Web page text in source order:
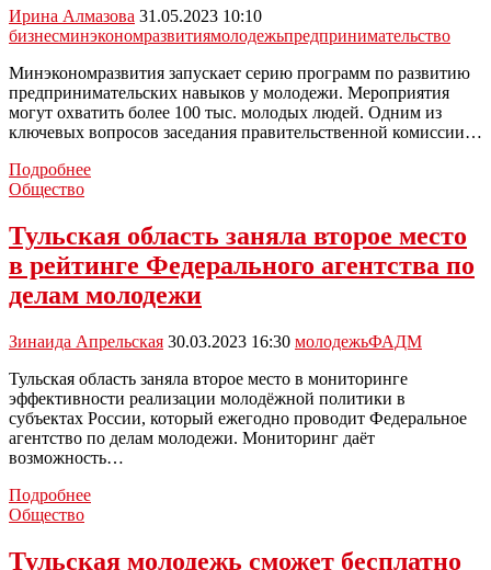
путешествий
молодёжи
по
всей
России
Ирина Алмазова 31.05.2023 10:10
бизнесминэкономразвитиямолодежьпредпринимательство
Минэкономразвития запускает серию программ по развитию
предпринимательских навыков у молодежи. Мероприятия
могут охватить более 100 тыс. молодых людей. Одним из
ключевых вопросов заседания правительственной комиссии…
ПодробнееМинэкономразвития
открыть
свой
бизнес
Общество
Тульская область заняла второе место
в рейтинге Федерального агентства по
делам молодежи
Зинаида Апрельская 30.03.2023 16:30 молодежьФАДМ
Тульская область заняла второе место в мониторинге
эффективности реализации молодёжной политики в
субъектах России, который ежегодно проводит Федеральное
агентство по делам молодежи. Мониторинг даёт
возможность…
ПодробнееТульская
Общество
Тульская молодежь сможет бесплатно